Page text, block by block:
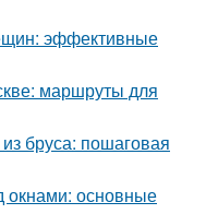
эффективные
маршруты для
бруса: пошаговая
окнами: основные